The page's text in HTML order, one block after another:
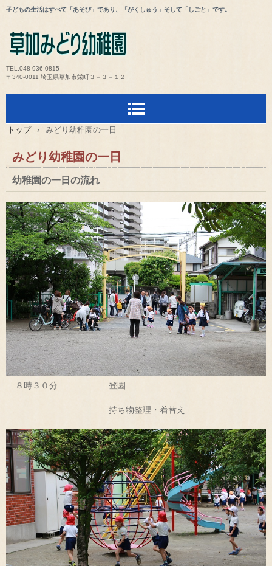
子どもの生活はすべて「あそび」であり、「がくしゅう」そして「しごと」です。
TEL.048-936-0815
〒340-0011 埼玉県草加市栄町３－３－１２
トップ › みどり幼稚園の一日
みどり幼稚園の一日
幼稚園の一日の流れ
８時３０分 登園
持ち物整理・着替え